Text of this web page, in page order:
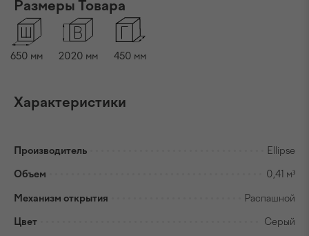
Размеры Товара
650 мм 2020 мм 450 мм
Характеристики
Производитель Ellipse
Объем 0,41 м³
Механизм открытия Распашной
Цвет Серый